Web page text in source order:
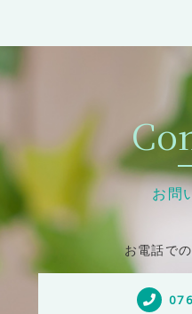
お問
お電話で